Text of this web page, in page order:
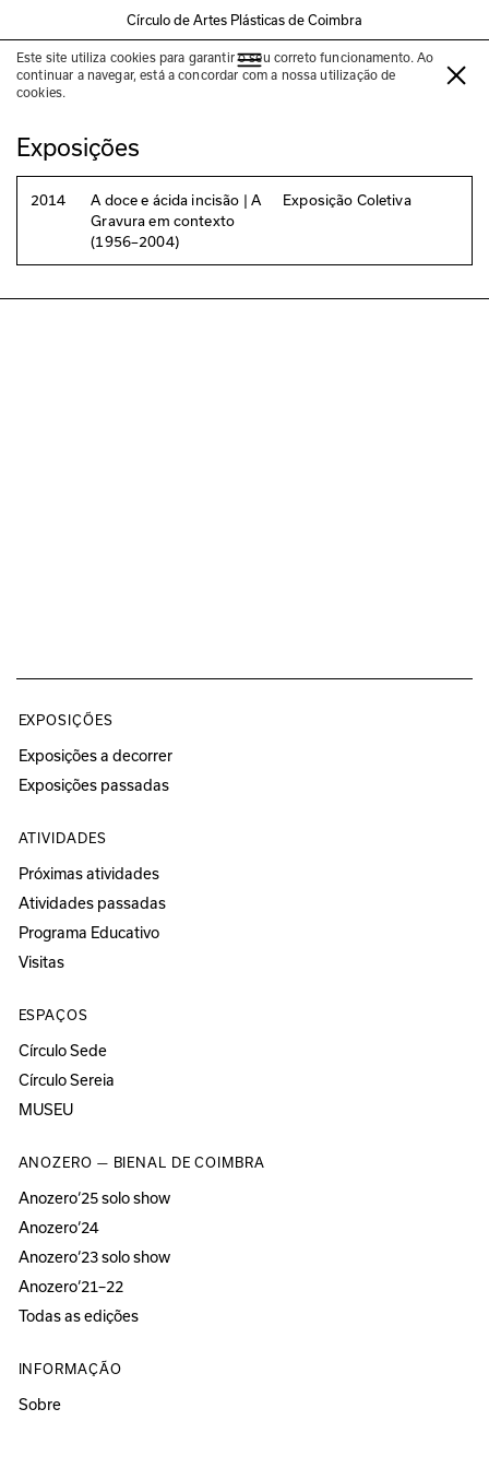
Círculo de Artes Plásticas de Coimbra
Este site utiliza cookies para garantir o seu correto funcionamento. Ao
continuar a navegar, está a concordar com a nossa utilização de
cookies.
Salem Dabbagh
Exposições
2014
A doce e ácida incisão | A
Gravura em contexto
(1956–2004)
Exposição Coletiva
EXPOSIÇÕES
Exposições a decorrer
Exposições passadas
ATIVIDADES
Próximas atividades
Atividades passadas
Programa Educativo
Visitas
ESPAÇOS
Círculo Sede
Círculo Sereia
MUSEU
ANOZERO — BIENAL DE COIMBRA
Anozero‘25 solo show
Anozero‘24
Anozero‘23 solo show
Anozero‘21–22
Todas as edições
INFORMAÇÃO
Sobre